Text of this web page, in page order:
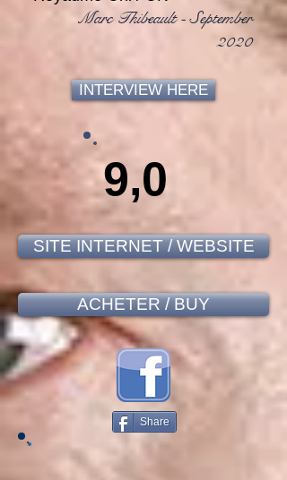
Marc Thibeault - September
2020
INTERVIEW HERE
9,0
SITE INTERNET / WEBSITE
ACHETER / BUY
Share